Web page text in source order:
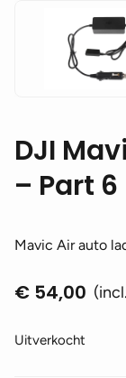
DJI
– Part 6
Mavic Air auto
€ 54,00
Uitverkocht